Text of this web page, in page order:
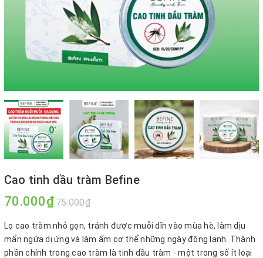
Cao tinh dầu tràm Befine
70.000₫75.000₫
Lọ cao tràm nhỏ gọn, tránh được muỗi dĩn vào mùa hè, làm dịu
mẩn ngứa dị ứng và làm ấm cơ thể những ngày đông lạnh. Thành
phần chính trong cao tràm là tinh dầu tràm - một trong số ít loại